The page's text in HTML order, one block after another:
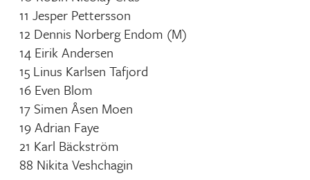
11 Jesper Pettersson
12 Dennis Norberg Endom (M)
14 Eirik Andersen
15 Linus Karlsen Tafjord
16 Even Blom
17 Simen Åsen Moen
19 Adrian Faye
21 Karl Bäckström
88 Nikita Veshchagin